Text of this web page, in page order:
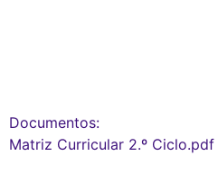
Documentos:
Matriz Curricular 2.º Ciclo.pdf